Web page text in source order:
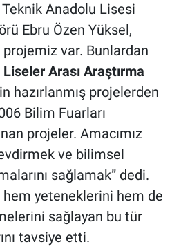
Anadolu Lisesi
Ebru Özen Yüksel,
projemiz var. Bunlardan
Arası Araştırma
hazırlanmış projelerden
Bilim Fuarları
projeler. Amacımız
ve bilimsel
sağlamak” dedi.
yeteneklerini hem de
sağlayan bu tür
tavsiye etti.